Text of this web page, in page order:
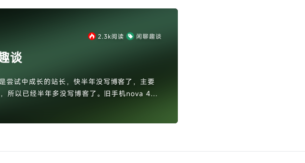
方案
2.3k阅读 闲聊趣谈
谈
尝试中成长的站长，快半年没写博客了，主要
所以已经半年多没写博客了。旧手机nova 4从